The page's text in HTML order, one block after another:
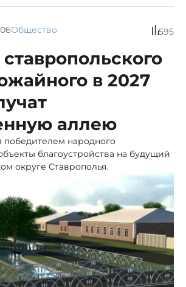
Общество 595
в 2027
аллею
победителем народного
благоустройства на будущий
округе Ставрополья.